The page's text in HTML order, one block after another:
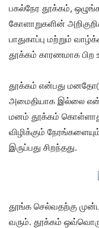
பகல்நேர தூக்கம்,
கோளாறுகளின்
பாதுகாப்பு மற்றும்
தூக்கம் காரணமாக பிற
தூக்கம் என்பது
அமைதியாக இல்லை
மனம் தூக்கம்
விழிக்கும்
இருப்பது சிறந்தது.
தூங்க செல்வதற்கு
வரும். தூக்கம்